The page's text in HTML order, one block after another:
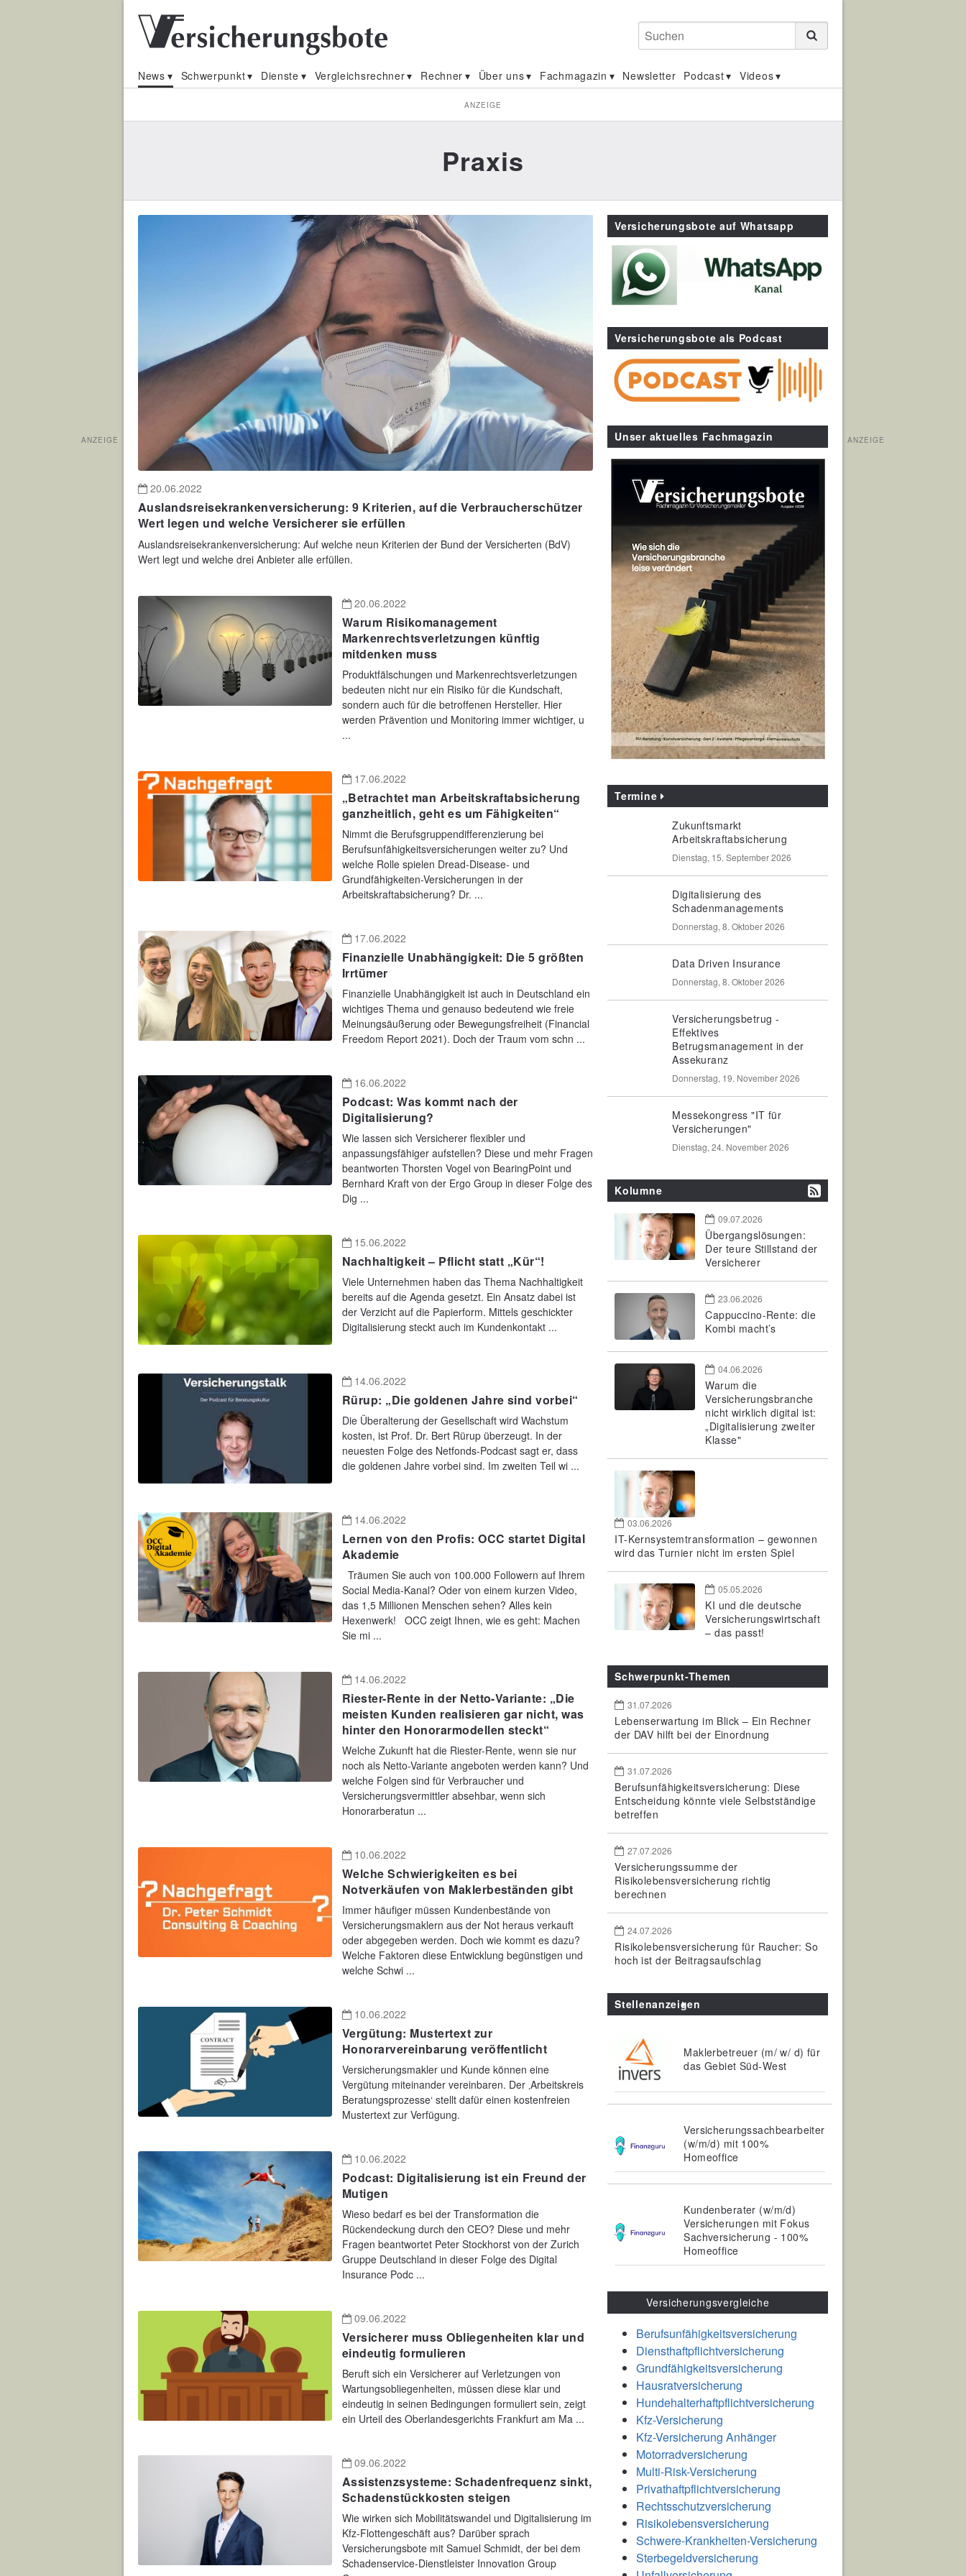
Suchen
News Schwerpunkt Dienste Vergleichsrechner Rechner Über uns Fachmagazin Newsletter Podcast Videos
ANZEIGE
Praxis
20.06.2022
Auslandsreisekrankenversicherung: 9 Kriterien, auf die Verbraucherschützer
Wert legen und welche Versicherer sie erfüllen
Auslandsreisekrankenversicherung: Auf welche neun Kriterien der Bund der Versicherten (BdV)
Wert legt und welche drei Anbieter alle erfüllen.
20.06.2022
Warum Risikomanagement
Markenrechtsverletzungen künftig
mitdenken muss
Produktfälschungen und Markenrechtsverletzungen
bedeuten nicht nur ein Risiko für die Kundschaft,
sondern auch für die betroffenen Hersteller. Hier
werden Prävention und Monitoring immer wichtiger, u
...
17.06.2022
„Betrachtet man Arbeitskraftabsicherung
ganzheitlich, geht es um Fähigkeiten“
Nimmt die Berufsgruppendifferenzierung bei
Berufsunfähigkeitsversicherungen weiter zu? Und
welche Rolle spielen Dread-Disease- und
Grundfähigkeiten-Versicherungen in der
Arbeitskraftabsicherung? Dr. ...
17.06.2022
Finanzielle Unabhängigkeit: Die 5 größten
Irrtümer
Finanzielle Unabhängigkeit ist auch in Deutschland ein
wichtiges Thema und genauso bedeutend wie freie
Meinungsäußerung oder Bewegungsfreiheit (Financial
Freedom Report 2021). Doch der Traum vom schn ...
16.06.2022
Podcast: Was kommt nach der
Digitalisierung?
Wie lassen sich Versicherer flexibler und
anpassungsfähiger aufstellen? Diese und mehr Fragen
beantworten Thorsten Vogel von BearingPoint und
Bernhard Kraft von der Ergo Group in dieser Folge des
Dig ...
15.06.2022
Nachhaltigkeit – Pflicht statt „Kür“!
Viele Unternehmen haben das Thema Nachhaltigkeit
bereits auf die Agenda gesetzt. Ein Ansatz dabei ist
der Verzicht auf die Papierform. Mittels geschickter
Digitalisierung steckt auch im Kundenkontakt ...
14.06.2022
Rürup: „Die goldenen Jahre sind vorbei“
Die Überalterung der Gesellschaft wird Wachstum
kosten, ist Prof. Dr. Bert Rürup überzeugt. In der
neuesten Folge des Netfonds-Podcast sagt er, dass
die goldenen Jahre vorbei sind. Im zweiten Teil wi ...
14.06.2022
Lernen von den Profis: OCC startet Digital
Akademie
Träumen Sie auch von 100.000 Followern auf Ihrem
Social Media-Kanal? Oder von einem kurzen Video,
das 1,5 Millionen Menschen sehen? Alles kein
Hexenwerk! OCC zeigt Ihnen, wie es geht: Machen
Sie mi ...
14.06.2022
Riester-Rente in der Netto-Variante: „Die
meisten Kunden realisieren gar nicht, was
hinter den Honorarmodellen steckt“
Welche Zukunft hat die Riester-Rente, wenn sie nur
noch als Netto-Variante angeboten werden kann? Und
welche Folgen sind für Verbraucher und
Versicherungsvermittler absehbar, wenn sich
Honorarberatun ...
10.06.2022
Welche Schwierigkeiten es bei
Notverkäufen von Maklerbeständen gibt
Immer häufiger müssen Kundenbestände von
Versicherungsmaklern aus der Not heraus verkauft
oder abgegeben werden. Doch wie kommt es dazu?
Welche Faktoren diese Entwicklung begünstigen und
welche Schwi ...
10.06.2022
Vergütung: Mustertext zur
Honorarvereinbarung veröffentlicht
Versicherungsmakler und Kunde können eine
Vergütung miteinander vereinbaren. Der ‚Arbeitskreis
Beratungsprozesse‘ stellt dafür einen kostenfreien
Mustertext zur Verfügung.
10.06.2022
Podcast: Digitalisierung ist ein Freund der
Mutigen
Wieso bedarf es bei der Transformation die
Rückendeckung durch den CEO? Diese und mehr
Fragen beantwortet Peter Stockhorst von der Zurich
Gruppe Deutschland in dieser Folge des Digital
Insurance Podc ...
09.06.2022
Versicherer muss Obliegenheiten klar und
eindeutig formulieren
Beruft sich ein Versicherer auf Verletzungen von
Wartungsobliegenheiten, müssen diese klar und
eindeutig in seinen Bedingungen formuliert sein, zeigt
ein Urteil des Oberlandesgerichts Frankfurt am Ma ...
09.06.2022
Assistenzsysteme: Schadenfrequenz sinkt,
Schadenstückkosten steigen
Wie wirken sich Mobilitätswandel und Digitalisierung im
Kfz-Flottengeschäft aus? Darüber sprach
Versicherungsbote mit Samuel Schmidt, der bei dem
Schadenservice-Dienstleister Innovation Group
Versicherungsbote auf Whatsapp
Versicherungsbote als Podcast
Unser aktuelles Fachmagazin
Termine
Zukunftsmarkt
Arbeitskraftabsicherung
Dienstag, 15. September 2026
Digitalisierung des
Schadenmanagements
Donnerstag, 8. Oktober 2026
Data Driven Insurance
Donnerstag, 8. Oktober 2026
Versicherungsbetrug -
Effektives
Betrugsmanagement in der
Assekuranz
Donnerstag, 19. November 2026
Messekongress "IT für
Versicherungen"
Dienstag, 24. November 2026
Kolumne
09.07.2026
Übergangslösungen:
Der teure Stillstand der
Versicherer
23.06.2026
Cappuccino-Rente: die
Kombi macht’s
04.06.2026
Warum die
Versicherungsbranche
nicht wirklich digital ist:
„Digitalisierung zweiter
Klasse"
03.06.2026
IT-Kernsystemtransformation – gewonnen
wird das Turnier nicht im ersten Spiel
05.05.2026
KI und die deutsche
Versicherungswirtschaft
– das passt!
Schwerpunkt-Themen
31.07.2026
Lebenserwartung im Blick – Ein Rechner
der DAV hilft bei der Einordnung
31.07.2026
Berufsunfähigkeitsversicherung: Diese
Entscheidung könnte viele Selbstständige
betreffen
27.07.2026
Versicherungssumme der
Risikolebensversicherung richtig
berechnen
24.07.2026
Risikolebensversicherung für Raucher: So
hoch ist der Beitragsaufschlag
Stellenanzeigen
Maklerbetreuer (m/ w/ d) für
das Gebiet Süd-West
Versicherungssachbearbeiter
(w/m/d) mit 100%
Homeoffice
Kundenberater (w/m/d)
Versicherungen mit Fokus
Sachversicherung - 100%
Homeoffice
Versicherungsvergleiche
Berufsunfähigkeitsversicherung
Diensthaftpflichtversicherung
Grundfähigkeitsversicherung
Hausratversicherung
Hundehalterhaftpflichtversicherung
Kfz-Versicherung
Kfz-Versicherung Anhänger
Motorradversicherung
Multi-Risk-Versicherung
Privathaftpflichtversicherung
Rechtsschutzversicherung
Risikolebensversicherung
Schwere-Krankheiten-Versicherung
Sterbegeldversicherung
ANZEIGE ANZEIGE